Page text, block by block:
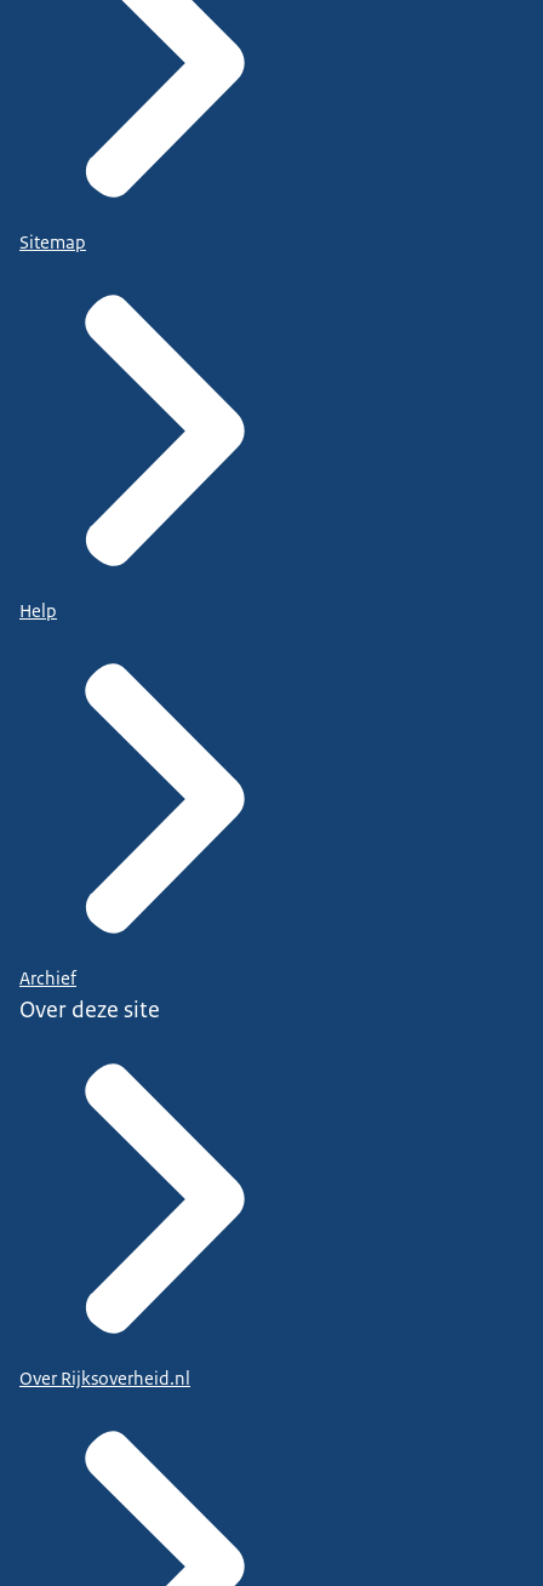
Sitemap
Help
Archief
Over deze site
Over Rijksoverheid.nl